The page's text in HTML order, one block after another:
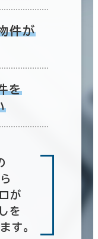
件が
を
が
を
す。